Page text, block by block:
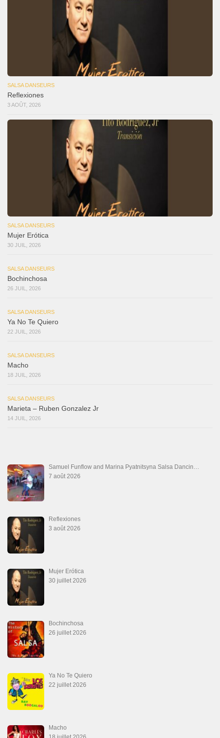
SALSA DANSEURS
Reflexiones
3 AOÛT, 2026
SALSA DANSEURS
Mujer Erótica
30 JUIL, 2026
SALSA DANSEURS
Bochinchosa
26 JUIL, 2026
SALSA DANSEURS
Ya No Te Quiero
22 JUIL, 2026
SALSA DANSEURS
Macho
18 JUIL, 2026
SALSA DANSEURS
Marieta – Ruben Gonzalez Jr
14 JUIL, 2026
Samuel Funflow and Marina Pyatnitsyna Salsa Dancin…
7 août 2026
Reflexiones
3 août 2026
Mujer Erótica
30 juillet 2026
Bochinchosa
26 juillet 2026
Ya No Te Quiero
22 juillet 2026
Macho